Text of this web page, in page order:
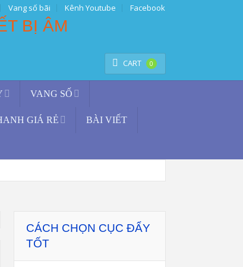
Vang số bãi Kênh Youtube Facebook
CART 0
VANG SỐ
GIÁ RẺ BÀI VIẾT
CÁCH CHỌN CỤC ĐẨY
TỐT